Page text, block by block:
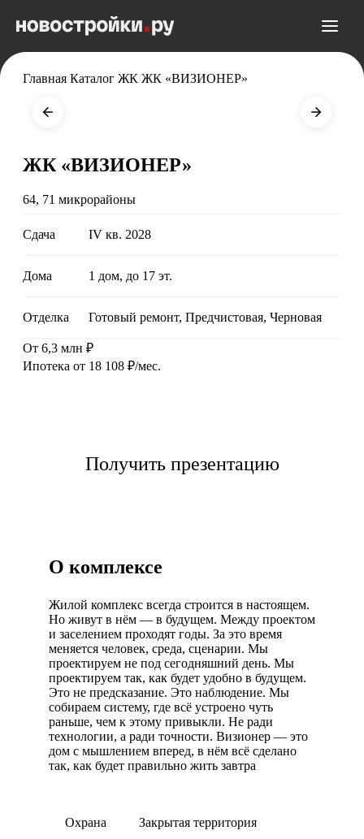
Главная/Каталог ЖК/ЖК «ВИЗИОНЕР»
ЖК «ВИЗИОНЕР»
64, 71 микрорайоны
Сдача IV кв. 2028
Дома 1 дом, до 17 эт.
Отделка Готовый ремонт, Предчистовая, Черновая
От 6,3 млн ₽
Ипотека от 18 108 ₽/мес.
Получить презентацию
О комплексе
Жилой комплекс всегда строится в настоящем.
Но живут в нём — в будущем. Между проектом
и заселением проходят годы. За это время
меняется человек, среда, сценарии. Мы
проектируем не под сегодняшний день. Мы
проектируем так, как будет удобно в будущем.
Это не предсказание. Это наблюдение. Мы
собираем систему, где всё устроено чуть
раньше, чем к этому привыкли. Не ради
технологии, а ради точности. Визионер — это
дом с мышлением вперед, в нём всё сделано
так, как будет правильно жить завтра
Охрана Закрытая территория